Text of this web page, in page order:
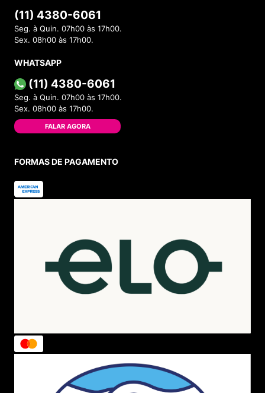
(11) 4380-6061
Seg. à Quin. 07h00 às 17h00.
Sex. 08h00 às 17h00.
WHATSAPP
(11) 4380-6061
Seg. à Quin. 07h00 às 17h00.
Sex. 08h00 às 17h00.
FALAR AGORA
FORMAS DE PAGAMENTO